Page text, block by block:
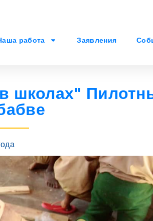
работа Заявления
школах"